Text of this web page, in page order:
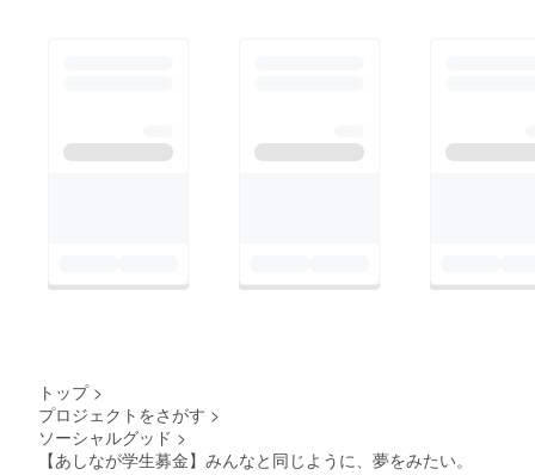
トップ >
プロジェクトをさがす >
ソーシャルグッド >
【あしなが学生募金】みんなと同じように、夢をみたい。